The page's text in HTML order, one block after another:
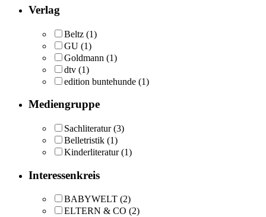
Verlag
Beltz (1)
GU (1)
Goldmann (1)
dtv (1)
edition buntehunde (1)
Mediengruppe
Sachliteratur (3)
Belletristik (1)
Kinderliteratur (1)
Interessenkreis
BABYWELT (2)
ELTERN & CO (2)